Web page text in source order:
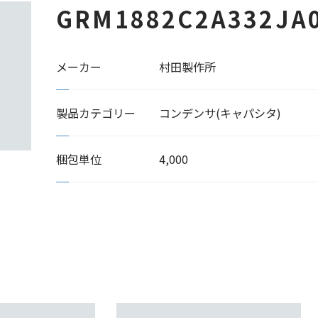
メーカー 村田製作所
製品カテゴリー コンデンサ(キャパシタ)
梱包単位 4,000